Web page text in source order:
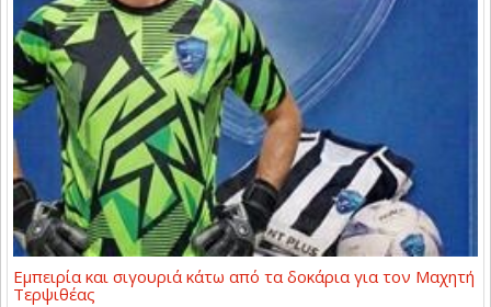
Εμπειρία και σιγουριά κάτω από τα δοκάρια για τον Μαχητή
Τερψιθέας